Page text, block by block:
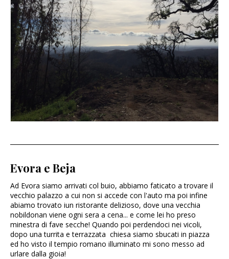
Evora e Beja
Ad Evora siamo arrivati col buio, abbiamo faticato a trovare il
vecchio palazzo a cui non si accede con l'auto ma poi infine
abiamo trovato iun ristorante delizioso, dove una vecchia
nobildonan viene ogni sera a cena... e come lei ho preso
minestra di fave secche! Quando poi perdendoci nei vicoli,
dopo una turrita e terrazzata chiesa siamo sbucati in piazza
ed ho visto il tempio romano illuminato mi sono messo ad
urlare dalla gioia!